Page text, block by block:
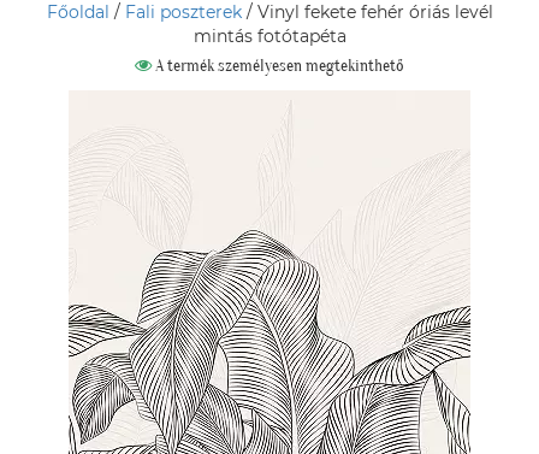
Főoldal / Fali poszterek/ Vinyl fekete fehér óriás levél
mintás fotótapéta
A termék személyesen megtekinthető